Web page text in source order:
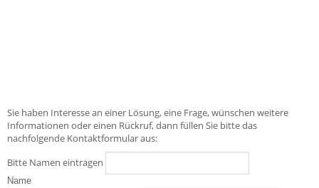
Sie haben Interesse an einer Lösung, eine Frage, wünschen weitere
Informationen oder einen Rückruf, dann füllen Sie bitte das
nachfolgende Kontaktformular aus:
Bitte Namen eintragen
Name